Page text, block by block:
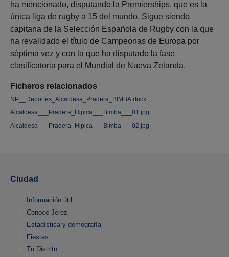
Ficheros relacionados
NP__Deportes_Alcaldesa_Pradera_BIMBA.docx
Alcaldesa___Pradera_Hipica___Bimba___01.jpg
Alcaldesa___Pradera_Hipica___Bimba___02.jpg
ha mencionado, disputando la Premierships, que es la
única liga de rugby a 15 del mundo. Sigue siendo
capitana de la Selección Española de Rugby con la que
ha revalidado el título de Campeonas de Europa por
séptima vez y con la que ha disputado la fase
clasificatoria para el Mundial de Nueva Zelanda.
Ciudad
Información útil
Conoce Jerez
Estadística y demografía
Fiestas
Tu Distrito